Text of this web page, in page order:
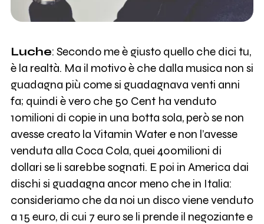
Luche: Secondo me è giusto quello che dici tu,
è la realtà. Ma il motivo è che dalla musica non si
guadagna più come si guadagnava venti anni
fa; quindi è vero che 50 Cent ha venduto
10milioni di copie in una botta sola, però se non
avesse creato la Vitamin Water e non l’avesse
venduta alla Coca Cola, quei 400milioni di
dollari se li sarebbe sognati. E poi in America dai
dischi si guadagna ancor meno che in Italia:
consideriamo che da noi un disco viene venduto
a 15 euro, di cui 7 euro se li prende il negoziante e